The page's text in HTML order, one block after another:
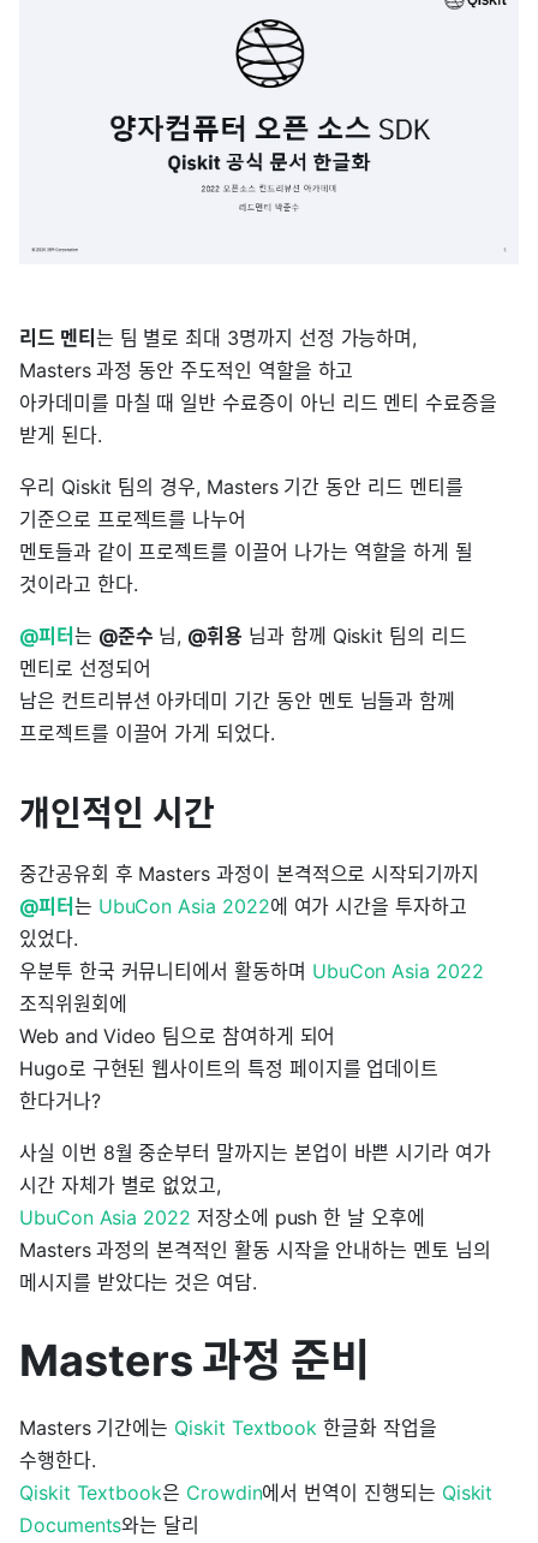
리드 멘티는 팀 별로 최대 3명까지 선정 가능하며,
Masters 과정 동안 주도적인 역할을 하고
아카데미를 마칠 때 일반 수료증이 아닌 리드 멘티 수료증을
받게 된다.
우리 Qiskit 팀의 경우, Masters 기간 동안 리드 멘티를
기준으로 프로젝트를 나누어
멘토들과 같이 프로젝트를 이끌어 나가는 역할을 하게 될
것이라고 한다.
@피터는 @준수 님, @휘용 님과 함께 Qiskit 팀의 리드
멘티로 선정되어
남은 컨트리뷰션 아카데미 기간 동안 멘토 님들과 함께
프로젝트를 이끌어 가게 되었다.
개인적인 시간
중간공유회 후 Masters 과정이 본격적으로 시작되기까지
@피터는 UbuCon Asia 2022에 여가 시간을 투자하고
있었다.
우분투 한국 커뮤니티에서 활동하며 UbuCon Asia 2022
조직위원회에
Web and Video 팀으로 참여하게 되어
Hugo로 구현된 웹사이트의 특정 페이지를 업데이트
한다거나?
사실 이번 8월 중순부터 말까지는 본업이 바쁜 시기라 여가
시간 자체가 별로 없었고,
UbuCon Asia 2022 저장소에 push 한 날 오후에
Masters 과정의 본격적인 활동 시작을 안내하는 멘토 님의
메시지를 받았다는 것은 여담.
Masters 과정 준비
Masters 기간에는 Qiskit Textbook 한글화 작업을
수행한다.
Qiskit Textbook은 Crowdin에서 번역이 진행되는 Qiskit
Documents와는 달리